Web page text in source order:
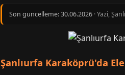
Son guncelleme:30.06.2026 · Yazi,
Şanlıurfa Karaköprü'da